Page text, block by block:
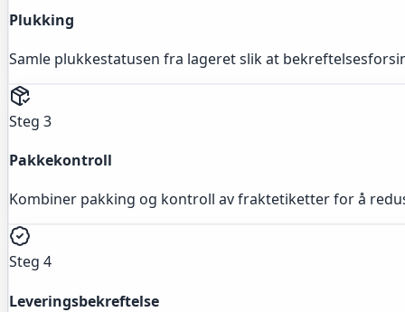
Plukking
Samle plukkestatusen fra lageret slik at
Steg 3
Pakkekontroll
Kombiner pakking og kontroll av fraktetiketter for å
Steg 4
Leveringsbekreftelse